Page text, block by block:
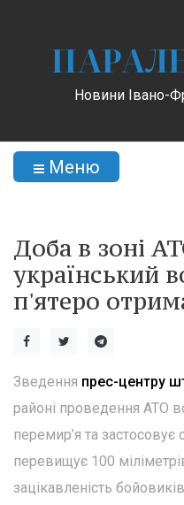
Новини Івано-
Меню
Доба в зоні
український
п'ятеро
Зведення прес-центру
районі проведення АТО
перемир’я та застосовує
перевищує 100
зацікавленість